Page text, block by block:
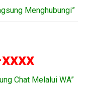
Menghubungi”
Chat Melalui WA”